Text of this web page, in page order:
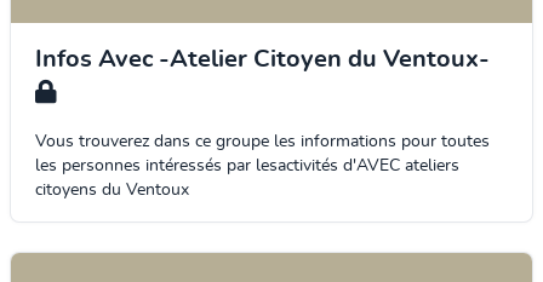
Infos Avec -Atelier Citoyen du Ventoux-
Vous trouverez dans ce groupe les informations pour toutes
les personnes intéressés par lesactivités d'AVEC ateliers
citoyens du Ventoux